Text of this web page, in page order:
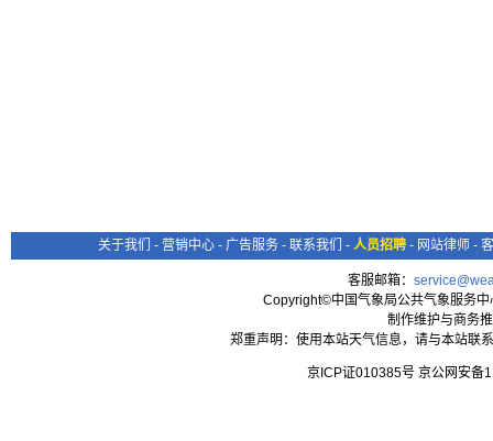
关于我们 - 营销中心 - 广告服务 - 联系我们 - 人员招聘 - 网站律师 -
客服邮箱：
Copyright©中国气象局公共气象服务
制作维护与商务
郑重声明：使用本站天气信息，请与本站联
京ICP证010385号 京公网安备